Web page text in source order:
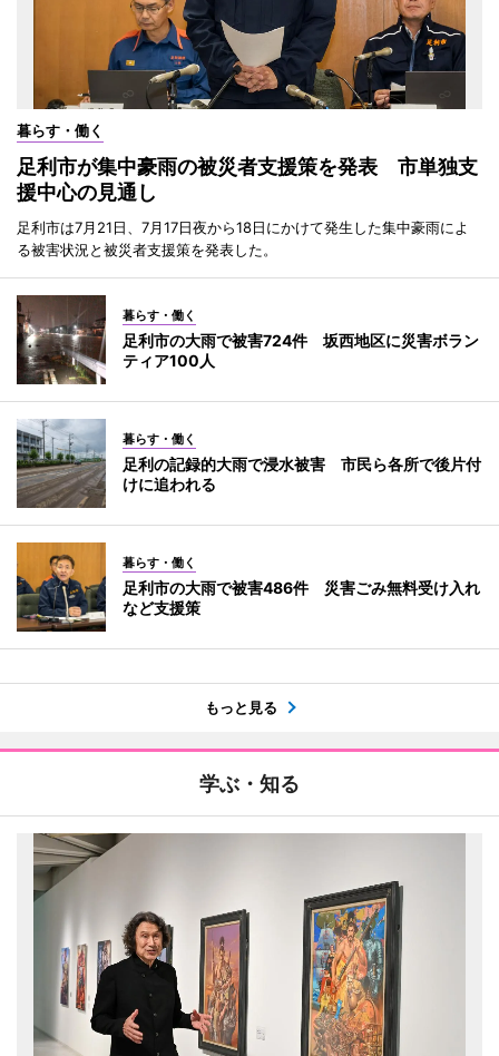
暮らす・働く
足利市が集中豪雨の被災者支援策を発表 市単独支
援中心の見通し
足利市は7月21日、7月17日夜から18日にかけて発生した集中豪雨によ
る被害状況と被災者支援策を発表した。
暮らす・働く
足利市の大雨で被害724件 坂西地区に災害ボラン
ティア100人
暮らす・働く
足利の記録的大雨で浸水被害 市民ら各所で後片付
けに追われる
暮らす・働く
足利市の大雨で被害486件 災害ごみ無料受け入れ
など支援策
もっと見る
学ぶ・知る